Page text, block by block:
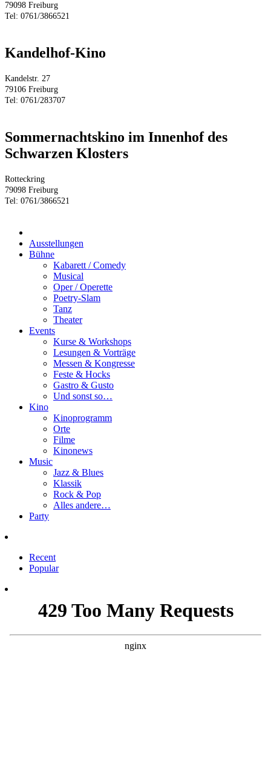
79098 Freiburg
Tel: 0761/3866521
Kandelhof-Kino
Kandelstr. 27
79106 Freiburg
Tel: 0761/283707
Sommernachtskino im Innenhof des
Schwarzen Klosters
Rotteckring
79098 Freiburg
Tel: 0761/3866521
Ausstellungen
Bühne
Kabarett / Comedy
Musical
Oper / Operette
Poetry-Slam
Tanz
Theater
Events
Kurse & Workshops
Lesungen & Vorträge
Messen & Kongresse
Feste & Hocks
Gastro & Gusto
Und sonst so…
Kino
Kinoprogramm
Orte
Filme
Kinonews
Music
Jazz & Blues
Klassik
Rock & Pop
Alles andere…
Party
Recent
Popular